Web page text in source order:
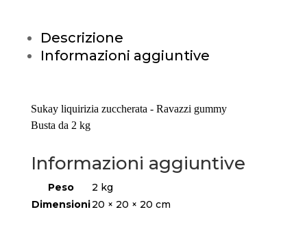
Descrizione
Informazioni aggiuntive
Sukay liquirizia zuccherata - Ravazzi gummy
Busta da 2 kg
Informazioni aggiuntive
Peso
2 kg
Dimensioni20 × 20 × 20 cm